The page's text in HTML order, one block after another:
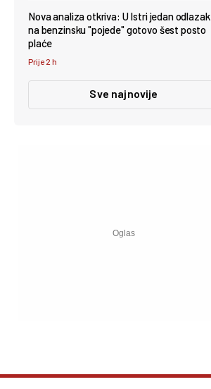
Nova analiza otkriva: U Istri jedan odlazak
na benzinsku "pojede" gotovo šest posto
plaće
Prije 2 h
Sve najnovije